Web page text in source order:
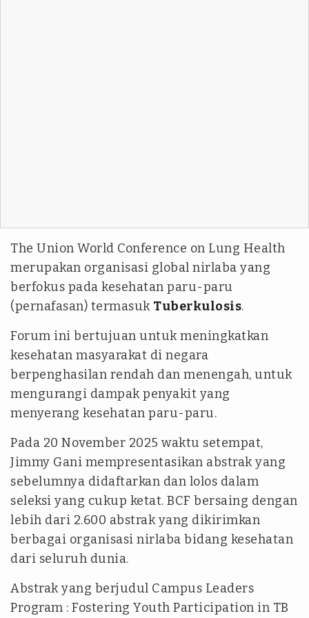
The Union World Conference on Lung Health
merupakan organisasi global nirlaba yang
berfokus pada kesehatan paru-paru
(pernafasan) termasuk Tuberkulosis.
Forum ini bertujuan untuk meningkatkan
kesehatan masyarakat di negara
berpenghasilan rendah dan menengah, untuk
mengurangi dampak penyakit yang
menyerang kesehatan paru-paru.
Pada 20 November 2025 waktu setempat,
Jimmy Gani mempresentasikan abstrak yang
sebelumnya didaftarkan dan lolos dalam
seleksi yang cukup ketat. BCF bersaing dengan
lebih dari 2.600 abstrak yang dikirimkan
berbagai organisasi nirlaba bidang kesehatan
dari seluruh dunia.
Abstrak yang berjudul Campus Leaders
Program : Fostering Youth Participation in TB